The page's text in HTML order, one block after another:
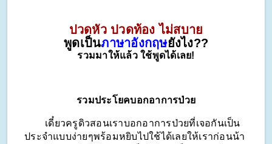
ปวดหัว ปวดท้อง ไม่สบาย
พูดเป็นภาษาอังกฤษยังไง??
รวมมาให้แล้ว ใช้พูดได้เลย!
รวมประโยคบอกอาการป่วย
เดี๋ยวครูดิวสอนเราบอกอาการป่วยที่เจอกันเป็น
ประจำแบบง่ายๆพร้อมหยิบไปใช้ได้เลยให้เราก่อนน้า